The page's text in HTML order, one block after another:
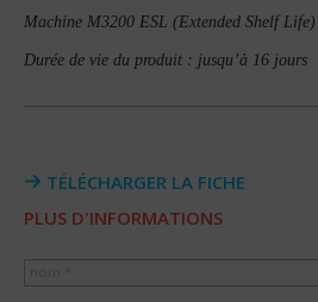
Machine M3200 ESL (Extended Shelf Life)
Durée de vie du produit : jusqu’à 16 jours
TÉLÉCHARGER LA FICHE
PLUS D'INFORMATIONS